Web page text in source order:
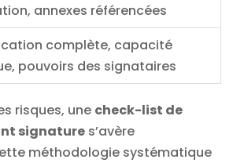
annexes référencées
complète, capacité
pouvoirs des signataires
risques, une check-list de
signature s’avère
méthodologie systématique